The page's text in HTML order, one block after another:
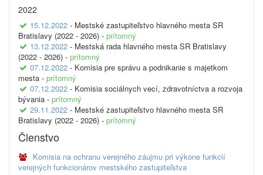
2022
15.12.2022 - Mestské zastupiteľstvo hlavného mesta SR
Bratislavy (2022 - 2026) - prítomný
13.12.2022 - Mestská rada hlavného mesta SR Bratislavy
(2022 - 2026) - prítomný
07.12.2022 - Komisia pre správu a podnikanie s majetkom
mesta - prítomný
07.12.2022 - Komisia sociálnych vecí, zdravotníctva a rozvoja
bývania - prítomný
29.11.2022 - Mestské zastupiteľstvo hlavného mesta SR
Bratislavy (2022 - 2026) - prítomný
Členstvo
Komisia na ochranu verejného záujmu pri výkone funkcií
verejných funkcionárov mestského zastupiteľstva